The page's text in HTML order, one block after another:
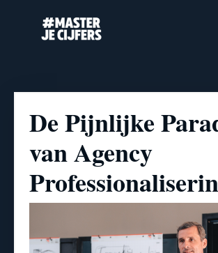
De Pijnlijke
van Agency